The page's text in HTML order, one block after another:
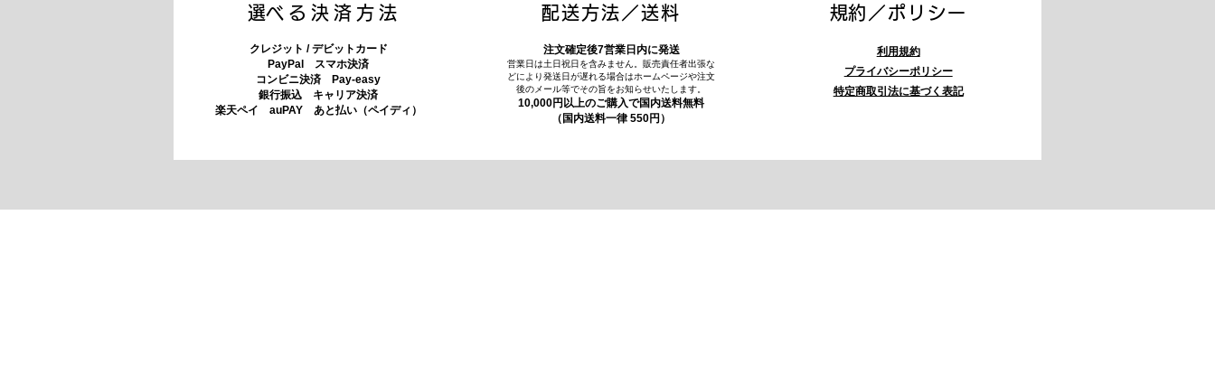
​選べる決済方法
クレジット / デビットカード
PayPal スマホ決済
​コンビニ決済 Pay-easy
​銀行振込 キャリア決済
​楽天ペイ auPAY あと払い（ペイディ）
配送方法／送料
注文確定後7営業日内に発送
営業日は土日祝日を含みません。販売責任者出張な
どにより発送日が遅れる場合はホームページや注文
後のメール等でその旨をお知らせいたします。
10,000円以上のご購入で国内送料無料
（国内送料一律 550円）
​規約／ポリシー
利用規約
プライバシーポリシー
特定商取引法に基づく表記